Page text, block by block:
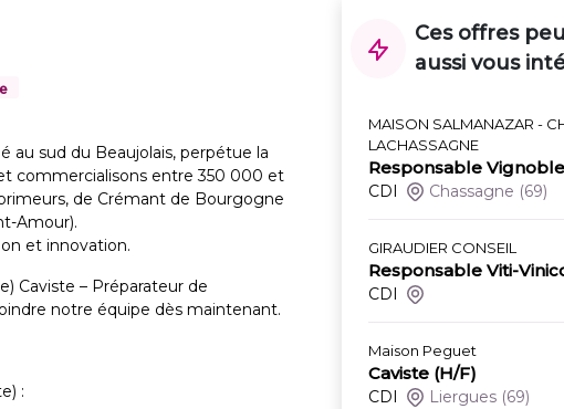
au sud du Beaujolais, perpétue la
commercialisons entre 350 000 et
de Crémant de Bourgogne
Amour).
et innovation.
Caviste – Préparateur de
notre équipe dès maintenant.
:
Ces offres
aussi vous
MAISON SALMANAZAR -
LACHASSAGNE
Responsable
CDI Chassagne (69)
GIRAUDIER CONSEIL
Responsable Viti-
CDI
Maison Peguet
Caviste (H/F)
CDI Liergues (69)